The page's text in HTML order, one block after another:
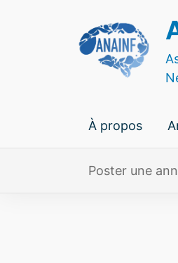
À propos
Poster une